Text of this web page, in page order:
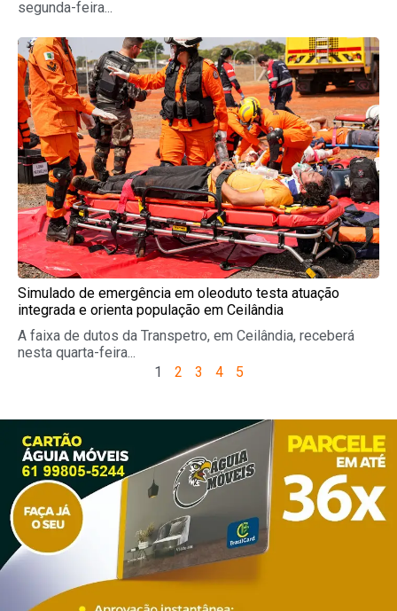
segunda-feira...
Simulado de emergência em oleoduto testa atuação
integrada e orienta população em Ceilândia
A faixa de dutos da Transpetro, em Ceilândia, receberá
nesta quarta-feira...
1
2 3 4 5